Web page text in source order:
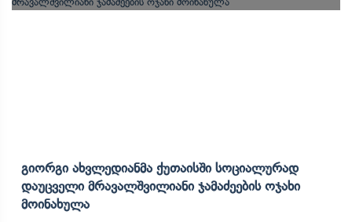
Გიორგი Ახვლედიანმა Ქუთაისში Სოციალურად
Დაუცველი Მრავალშვილიანი Ჯამაძეების Ოჯახი
Მოინახულა